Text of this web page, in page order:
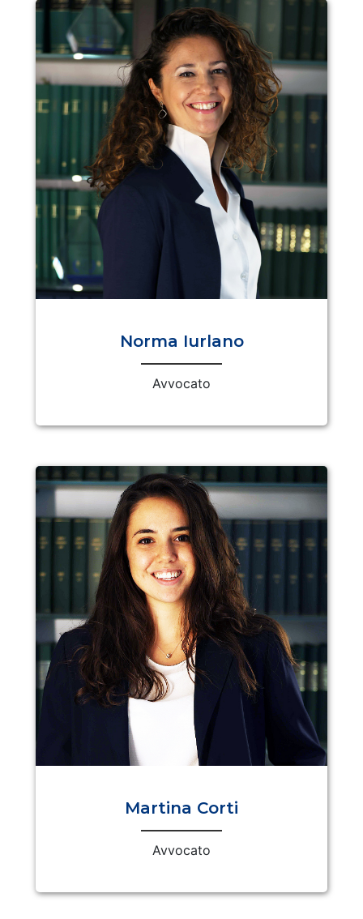
Norma Iurlano
Avvocato
Martina Corti
Avvocato